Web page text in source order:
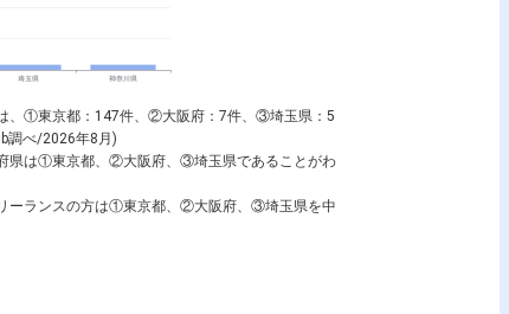
、①東京都：147件、②大阪府：7件、③埼玉県：5
調べ/2026年8月)
県は①東京都、②大阪府、③埼玉県であることがわ
ーランスの方は①東京都、②大阪府、③埼玉県を中